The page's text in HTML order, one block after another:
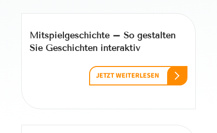
Mitspielgeschichte – So gestalten
Sie Geschichten interaktiv
JETZT WEITERLESEN